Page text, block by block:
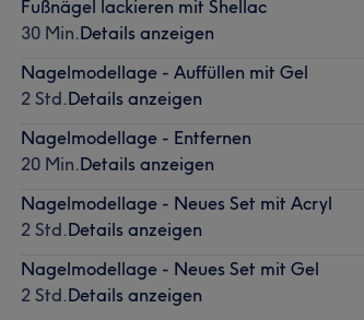
Fußnägel lackieren mit Shellac
30 Min.Details anzeigen
Nagelmodellage - Auffüllen mit Gel
2 Std.Details anzeigen
Nagelmodellage - Entfernen
20 Min.Details anzeigen
Nagelmodellage - Neues Set mit Acryl
2 Std.Details anzeigen
Nagelmodellage - Neues Set mit Gel
2 Std.Details anzeigen